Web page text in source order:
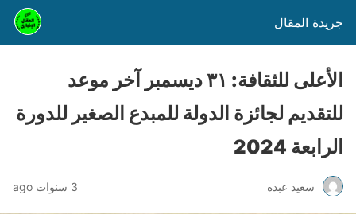
جريدة المقال
الأعلى للثقافة: ٣١ ديسمبر آخر موعد
للتقديم لجائزة الدولة للمبدع الصغير للدورة
الرابعة 2024
سعيد عبده 3 سنوات ago